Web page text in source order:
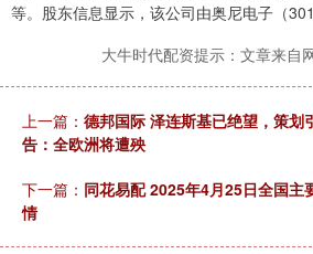
等。股东信息显示，该公司由奥尼电子（
大牛时代配资提示：文章来自
上一篇： 德邦国际 泽连斯基已绝望，策划
告：全欧洲将遭殃
下一篇： 同花易配 2025年4月25日全国主
情